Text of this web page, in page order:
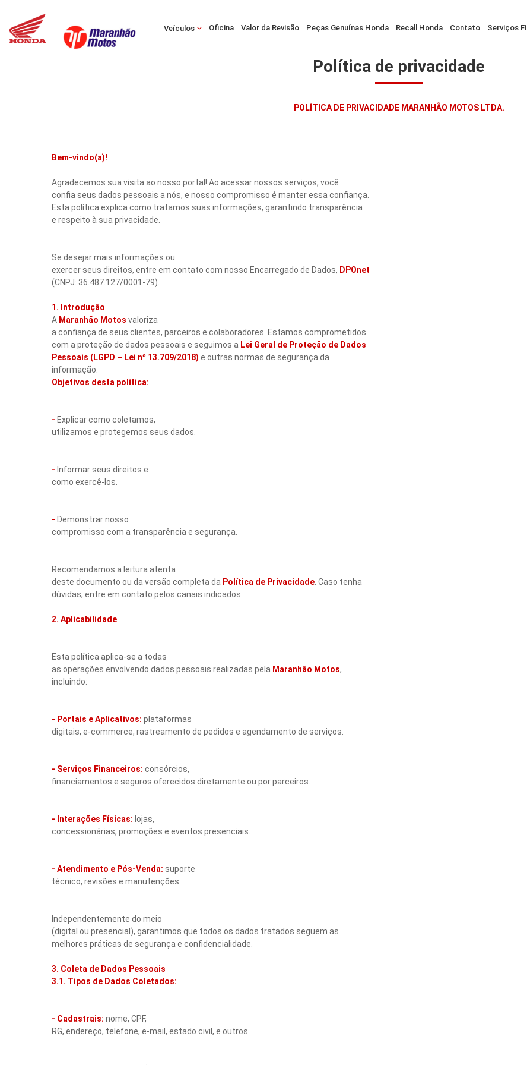
Veículos Oficina Valor da Revisão Peças Genuínas Honda Recall Honda Contato Serviços
Política de privacidade
POLÍTICA DE PRIVACIDADE MARANHÃO MOTOS LTDA.
Bem-vindo(a)!
Agradecemos sua visita ao nosso portal! Ao acessar nossos serviços, você
confia seus dados pessoais a nós, e nosso compromisso é manter essa confiança.
Esta política explica como tratamos suas informações, garantindo transparência
e respeito à sua privacidade.
Se desejar mais informações ou
exercer seus direitos, entre em contato com nosso Encarregado de Dados, DPOnet
(CNPJ: 36.487.127/0001-79).
1. Introdução
A Maranhão Motos valoriza
a confiança de seus clientes, parceiros e colaboradores. Estamos comprometidos
com a proteção de dados pessoais e seguimos a Lei Geral de Proteção de Dados
Pessoais (LGPD – Lei nº 13.709/2018) e outras normas de segurança da
informação.
Objetivos desta política:
- Explicar como coletamos,
utilizamos e protegemos seus dados.
- Informar seus direitos e
como exercê-los.
- Demonstrar nosso
compromisso com a transparência e segurança.
Recomendamos a leitura atenta
deste documento ou da versão completa da Política de Privacidade . Caso tenha
dúvidas, entre em contato pelos canais indicados.
2. Aplicabilidade
Esta política aplica-se a todas
as operações envolvendo dados pessoais realizadas pela Maranhão Motos,
incluindo:
- Portais e Aplicativos: plataformas
digitais, e-commerce, rastreamento de pedidos e agendamento de serviços.
- Serviços Financeiros: consórcios,
financiamentos e seguros oferecidos diretamente ou por parceiros.
- Interações Físicas: lojas,
concessionárias, promoções e eventos presenciais.
- Atendimento e Pós-Venda: suporte
técnico, revisões e manutenções.
Independentemente do meio
(digital ou presencial), garantimos que todos os dados tratados seguem as
melhores práticas de segurança e confidencialidade.
3. Coleta de Dados Pessoais
3.1. Tipos de Dados Coletados:
- Cadastrais: nome, CPF,
RG, endereço, telefone, e-mail, estado civil, e outros.